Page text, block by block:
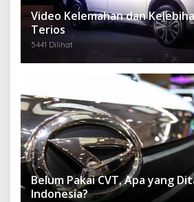
Video Kelemahan dan
Terios
5441 Dilihat
Belum Pakai CVT, Apa yang
Indonesia?